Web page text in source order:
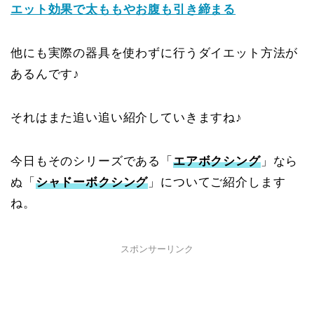
エット効果で太ももやお腹も引き締まる
他にも実際の器具を使わずに行うダイエット方法が
あるんです♪
それはまた追い追い紹介していきますね♪
今日もそのシリーズである「 エアボクシング」なら
ぬ「 シャドーボクシング 」についてご紹介します
ね。
スポンサーリンク